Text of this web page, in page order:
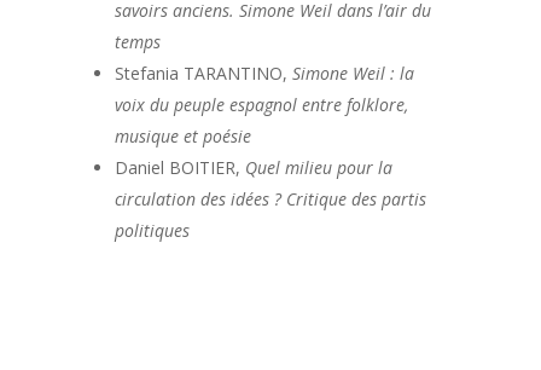
savoirs anciens. Simone Weil dans l’air du
temps
Stefania TARANTINO, Simone Weil : la
voix du peuple espagnol entre folklore,
musique et poésie
Daniel BOITIER, Quel milieu pour la
circulation des idées ? Critique des partis
politiques